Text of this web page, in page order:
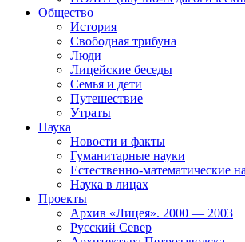
Общество
История
Свободная трибуна
Люди
Лицейские беседы
Семья и дети
Путешествие
Утраты
Наука
Новости и факты
Гуманитарные науки
Естественно-математические
Наука в лицах
Проекты
Архив «Лицея». 2000 — 2003
Русский Север